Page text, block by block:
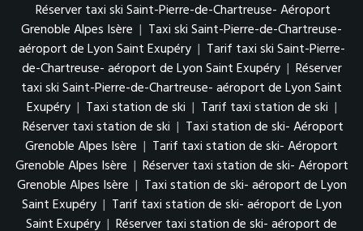
Réserver taxi ski Saint-Pierre-de-Chartreuse- Aéroport
Grenoble Alpes Isère | Taxi ski Saint-Pierre-de-Chartreuse-
aéroport de Lyon Saint Exupéry | Tarif taxi ski Saint-Pierre-
de-Chartreuse- aéroport de Lyon Saint Exupéry | Réserver
taxi ski Saint-Pierre-de-Chartreuse- aéroport de Lyon Saint
Exupéry | Taxi station de ski | Tarif taxi station de ski |
Réserver taxi station de ski | Taxi station de ski- Aéroport
Grenoble Alpes Isère | Tarif taxi station de ski- Aéroport
Grenoble Alpes Isère | Réserver taxi station de ski- Aéroport
Grenoble Alpes Isère | Taxi station de ski- aéroport de Lyon
Saint Exupéry | Tarif taxi station de ski- aéroport de Lyon
Saint Exupéry | Réserver taxi station de ski- aéroport de